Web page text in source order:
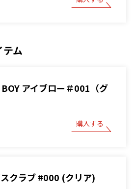
テム
アイブロー＃001（グ
購入する
クラブ #000 (クリア)